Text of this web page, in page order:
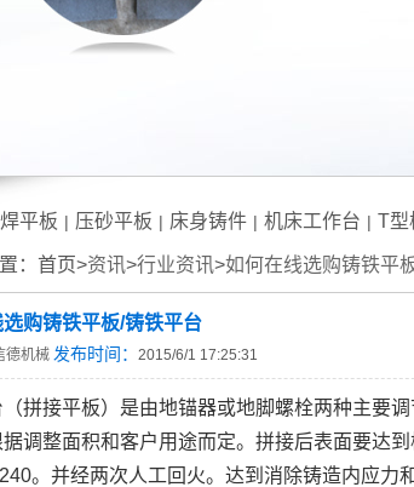
平板 | 压砂平板 | 床身铸件 | 机床工作台 | T型
： 首页>资讯>行业资讯>如何在线选购铸铁平
购铸铁平板/铸铁平台
德机械 发布时间： 2015/6/1 17:25:31
拼接平板）是由地锚器或地脚螺栓两种主要
调整面积和客户用途而定。拼接后表面要达
。并经两次人工回火。达到消除铸造内应